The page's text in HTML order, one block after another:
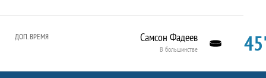
ДОП. ВРЕМЯ Самсон Фадеев
В большинстве